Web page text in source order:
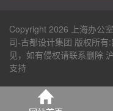
Copyright 2026 上海办公
司-古都设计集团 版权所
见，如有侵权请联系删除
支持